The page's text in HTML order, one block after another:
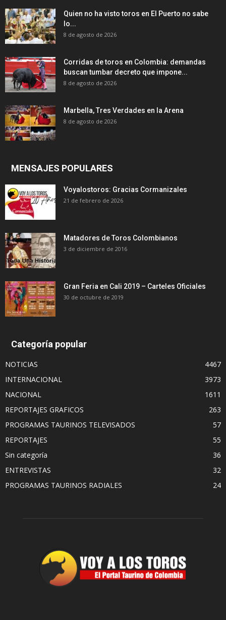
Quien no ha visto toros en El Puerto no sabe
lo...
8 de agosto de 2026
Corridas de toros en Colombia: demandas
buscan tumbar decreto que impone...
8 de agosto de 2026
Marbella, Tres Verdades en la Arena
8 de agosto de 2026
MENSAJES POPULARES
Voyalostoros: Gracias Cormanizales
21 de febrero de 2026
Matadores de Toros Colombianos
3 de diciembre de 2016
Gran Feria en Cali 2019 – Carteles Oficiales
30 de octubre de 2019
Categoría popular
NOTICIAS
4467
INTERNACIONAL
3973
NACIONAL
1611
REPORTAJES GRAFICOS
263
PROGRAMAS TAURINOS TELEVISADOS
57
REPORTAJES
55
Sin categoría
36
ENTREVISTAS
32
PROGRAMAS TAURINOS RADIALES
24